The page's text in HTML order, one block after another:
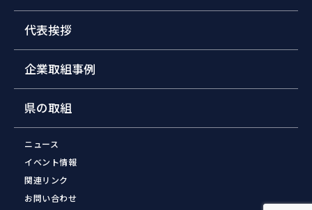
代表挨拶
企業取組事例
県の取組
ニュース
イベント情報
関連リンク
お問い合わせ